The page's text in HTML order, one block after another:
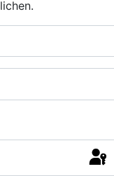
lichen.